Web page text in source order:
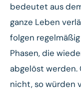
bedeutet aus
ganze Leben
folgen
Phasen, die
abgelöst werden.
nicht, so würden